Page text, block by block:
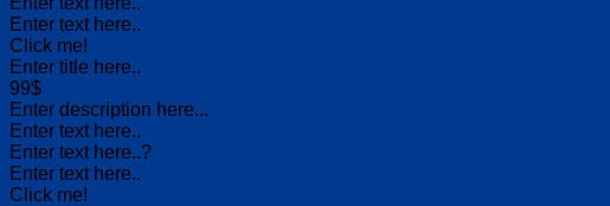
Enter text here..
Click me!
Enter title here..
99$
Enter description here...
Enter text here..
Enter text here..?
Enter text here..
Click me!